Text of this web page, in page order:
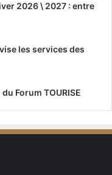
2026 \ 2027 : entre
les services des
Forum TOURISE